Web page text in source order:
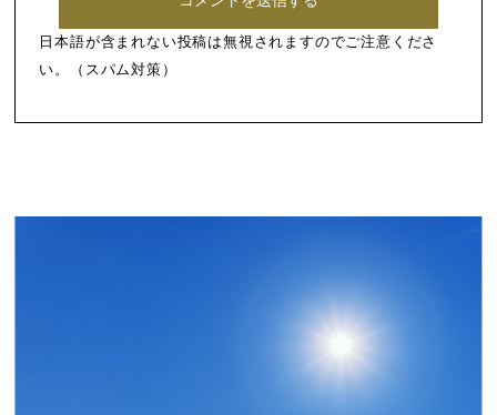
日本語が含まれない投稿は無視されますのでご注意くださ
い。（スパム対策）